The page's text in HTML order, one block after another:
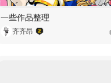
一些作品整理
齐齐昂